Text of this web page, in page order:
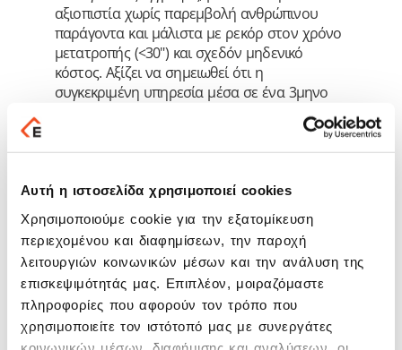
Αυτή η ιστοσελίδα χρησιμοποιεί cookies
Χρησιμοποιούμε cookie για την εξατομίκευση
περιεχομένου και διαφημίσεων, την παροχή
λειτουργιών κοινωνικών μέσων και την ανάλυση της
επισκεψιμότητάς μας. Επιπλέον, μοιραζόμαστε
πληροφορίες που αφορούν τον τρόπο που
χρησιμοποιείτε τον ιστότοπό μας με συνεργάτες
αξιοπιστία χωρίς παρεμβολή ανθρώπινου
παράγοντα και μάλιστα με ρεκόρ στον χρόνο
μετατροπής (<30") και σχεδόν μηδενικό
κόστος. Αξίζει να σημειωθεί ότι η
συγκεκριμένη υπηρεσία μέσα σε ένα 3μηνο
εγκαταστάσεις. • η αποκλειστική - ανά το
πανελλήνιο - mobile υπηρεσίαEpsilon Cloud
λύση, 24/7 στο μείζον πρόβλημα της
υποβολής κάθε αλλαγής ωραρίου,
υπερεργασίας ή υπερωρίας για κάθε
επιχείρηση. Φυσικά, δεν θα μπορούσε να
απουσιάζει από το Forum η επιστημονική
ενημέρωση σε επίκαιρα εργατικά και
ασφαλιστικά θέματα με την υπογραφή της
Νο1 επιστημονικής ομάδας της Epsilon Net.